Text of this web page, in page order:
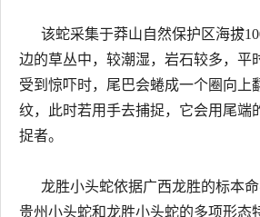
该蛇采集于莽山自然保护区海拔
边的草丛中，较潮湿，岩石较多，平
受到惊吓时，尾巴会蜷成一个圈向上
纹，此时若用手去捕捉，它会用尾端
捉者。
龙胜小头蛇依据广西龙胜的标本命
贵州小头蛇和龙胜小头蛇的多项形态